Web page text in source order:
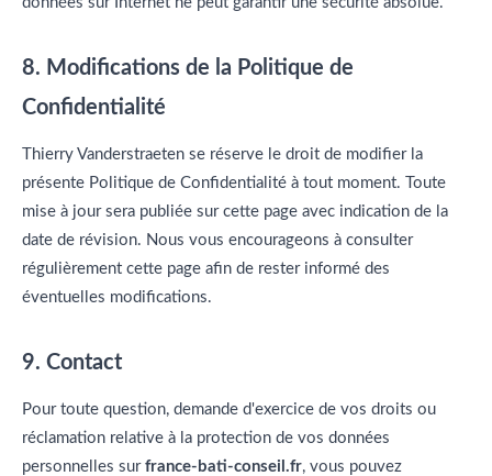
8. Modifications de la Politique de
Confidentialité
Thierry Vanderstraeten se réserve le droit de modifier la
présente Politique de Confidentialité à tout moment. Toute
mise à jour sera publiée sur cette page avec indication de la
date de révision. Nous vous encourageons à consulter
régulièrement cette page afin de rester informé des
éventuelles modifications.
9. Contact
Pour toute question, demande d'exercice de vos droits ou
réclamation relative à la protection de vos données
personnelles sur france-bati-conseil.fr, vous pouvez